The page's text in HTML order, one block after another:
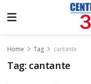
Home Tag cantante
Tag: cantante